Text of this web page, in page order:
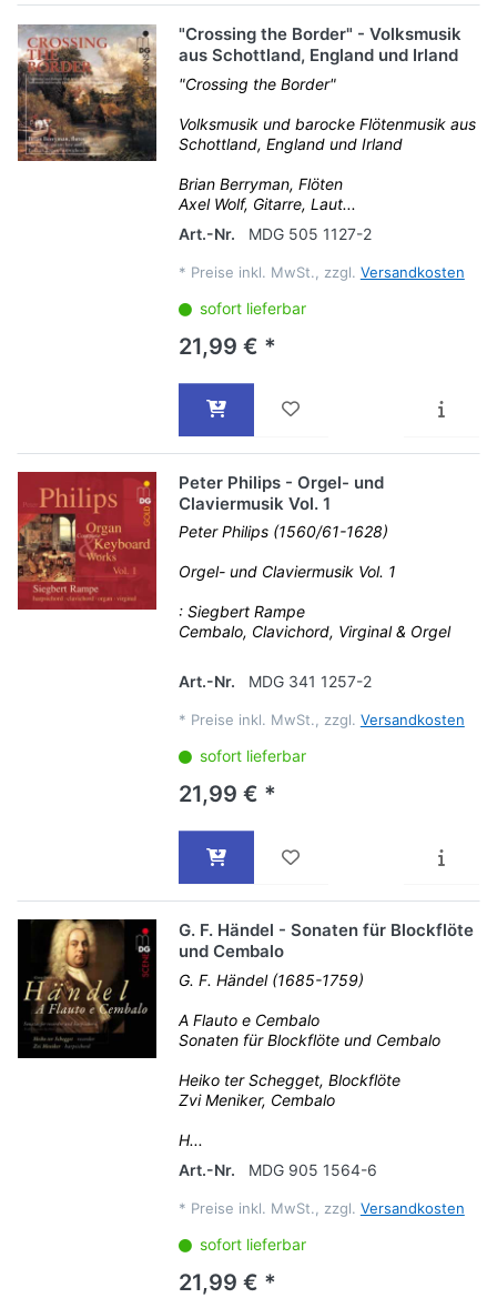
"Crossing the Border" - Volksmusik
aus Schottland, England und Irland
"Crossing the Border"
Volksmusik und barocke Flötenmusik aus
Schottland, England und Irland
Brian Berryman, Flöten
Axel Wolf, Gitarre, Laut...
Art.-Nr.
MDG 505 1127-2
* Preise inkl. MwSt., zzgl. Versandkosten
sofort lieferbar
21,99 € *
Peter Philips - Orgel- und
Claviermusik Vol. 1
Peter Philips (1560/61-1628)
Orgel- und Claviermusik Vol. 1
: Siegbert Rampe
Cembalo, Clavichord, Virginal & Orgel
Art.-Nr. MDG 341 1257-2
* Preise inkl. MwSt., zzgl. Versandkosten
sofort lieferbar
21,99 € *
G. F. Händel - Sonaten für Blockflöte
und Cembalo
G. F. Händel (1685-1759)
A Flauto e Cembalo
Sonaten für Blockflöte und Cembalo
Heiko ter Schegget, Blockflöte
Zvi Meniker, Cembalo
H...
Art.-Nr.
MDG 905 1564-6
* Preise inkl. MwSt., zzgl. Versandkosten
sofort lieferbar
21,99 € *